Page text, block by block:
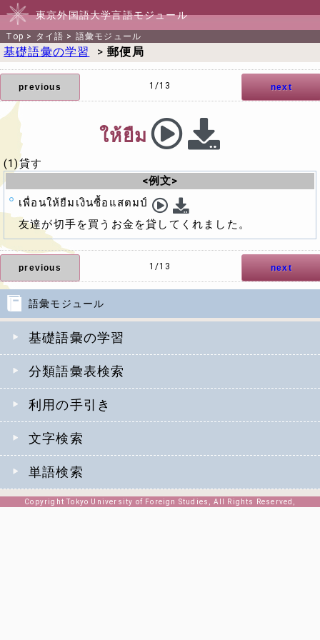
東京外国語大学言語モジュール
Top > タイ語 > 語彙モジュール
語彙モジュール
基礎語彙の学習
分類語彙表検索
利用の手引き
文字検索
単語検索
基礎語彙の学習 >郵便局
previous next
1/13
ให้ยืม
(1)貸す
<例文>
เพื่อนให้ยืมเงินซื้อแสตมป์
友達が切手を買うお金を貸してくれました。
previous next
1/13
Copyright Tokyo University of Foreign Studies, All Rights Reserved,